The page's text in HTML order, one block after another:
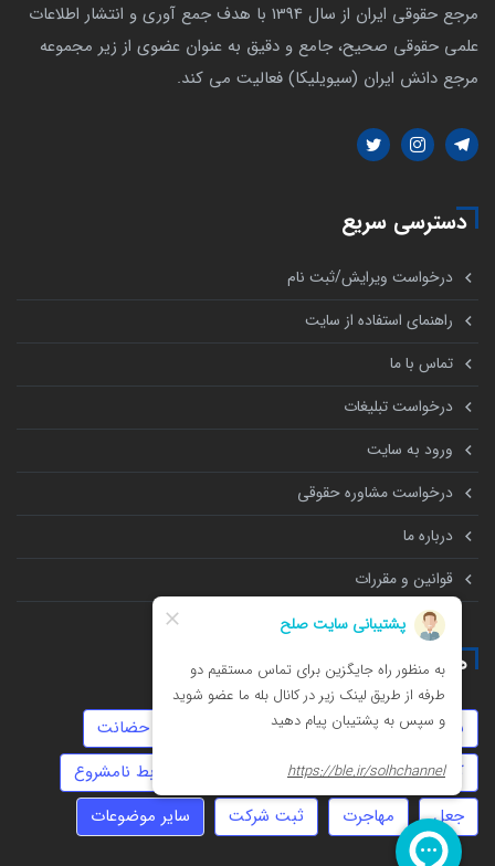
مرجع حقوقی ایران از سال 1394 با هدف جمع آوری و انتشار اطلاعات
علمی حقوقی صحیح، جامع و دقیق به عنوان عضوی از زیر مجموعه
مرجع دانش ایران (سیویلیکا) فعالیت می کند.
دسترسی سریع
درخواست ویرایش/ثبت نام
راهنمای استفاده از سایت
تماس با ما
درخواست تبلیغات
ورود به سایت
درخواست مشاوره حقوقی
درباره ما
قوانین و مقررات
همه چیز درباره
سرقت دیه استارتاپ
حضانت
کلاهبرداری
عقد موقت
روابط نامشروع
جعل
مهاجرت ثبت شرکت سایر موضوعات